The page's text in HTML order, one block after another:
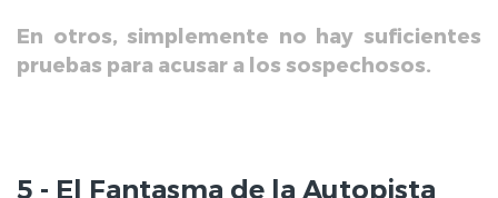
En otros, simplemente no hay suficientes
pruebas para acusar a los sospechosos.
5 - El Fantasma de la Autopista